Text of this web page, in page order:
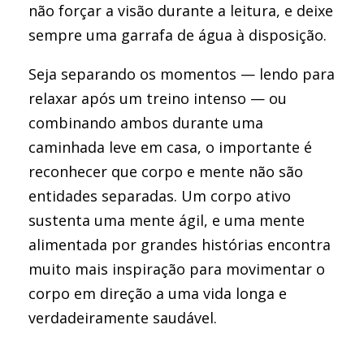
não forçar a visão durante a leitura, e deixe
sempre uma garrafa de água à disposição.
Seja separando os momentos — lendo para
relaxar após um treino intenso — ou
combinando ambos durante uma
caminhada leve em casa, o importante é
reconhecer que corpo e mente não são
entidades separadas. Um corpo ativo
sustenta uma mente ágil, e uma mente
alimentada por grandes histórias encontra
muito mais inspiração para movimentar o
corpo em direção a uma vida longa e
verdadeiramente saudável.